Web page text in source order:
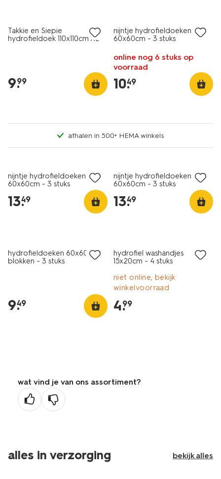
Takkie en Siepie
hydrofieldoek 110x110cm XL
9.
99
nijntje hydrofieldoeken
60x60cm - 3 stuks
online nog 6 stuks op
voorraad
10.
49
afhalen in 500+ HEMA winkels
nijntje hydrofieldoeken
60x60cm - 3 stuks
13.
49
nijntje hydrofieldoeken
60x60cm - 3 stuks
13.
49
hydrofieldoeken 60x60cm
blokken - 3 stuks
9.
49
hydrofiel washandjes
15x20cm - 4 stuks
niet online, bekijk
winkelvoorraad
4.
99
wat vind je van ons assortiment?
alles in verzorging bekijk alles